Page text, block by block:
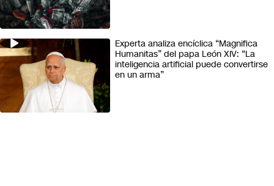
Experta analiza encíclica “Magnifica
Humanitas” del papa León XIV: “La
inteligencia artificial puede convertirse
en un arma”